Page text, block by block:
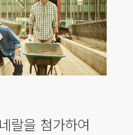
랄을 첨가하여